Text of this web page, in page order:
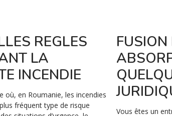
REGLES
LA
INCENDIE
où, en Roumanie, les incendies
fréquent type de risque
FUSION
Vous êtes un